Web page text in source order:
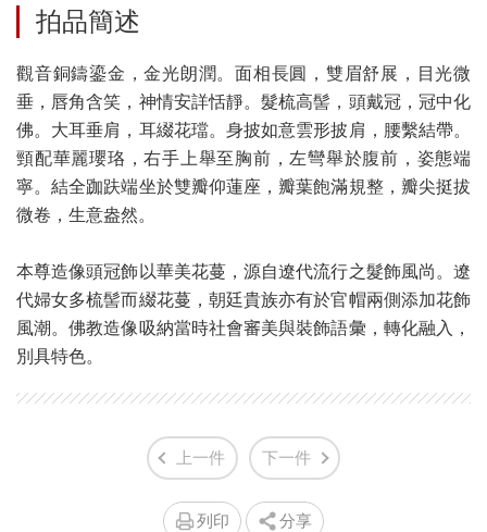
拍品簡述
觀音銅鑄鎏金，金光朗潤。面相長圓，雙眉舒展，目光微
垂，唇角含笑，神情安詳恬靜。髮梳高髻，頭戴冠，冠中化
佛。大耳垂肩，耳綴花璫。身披如意雲形披肩，腰繫結帶。
頸配華麗瓔珞，右手上舉至胸前，左彎舉於腹前，姿態端
寧。結全跏趺端坐於雙瓣仰蓮座，瓣葉飽滿規整，瓣尖挺拔
微卷，生意盎然。
本尊造像頭冠飾以華美花蔓，源自遼代流行之髮飾風尚。遼
代婦女多梳髻而綴花蔓，朝廷貴族亦有於官帽兩側添加花飾
風潮。佛教造像吸納當時社會審美與裝飾語彙，轉化融入，
別具特色。
上一件 下一件
列印 分享